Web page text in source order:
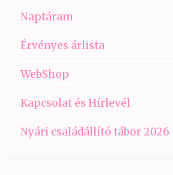
Naptáram
Érvényes árlista
WebShop
Kapcsolat és Hírlevél
Nyári családállító tábor 2026